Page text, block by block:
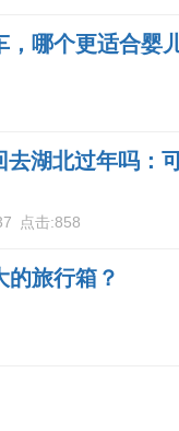
，哪个更适合婴
去湖北过年吗：
点击:858
的旅行箱？